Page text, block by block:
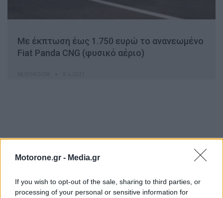
Motorone.gr - Media.gr
If you wish to opt-out of the sale, sharing to third parties, or
processing of your personal or sensitive information for
Με έκπτωση έως 1.750 ευρώ το ανανεωμένο
Fiat Panda CNG (φυσικό αέριο)